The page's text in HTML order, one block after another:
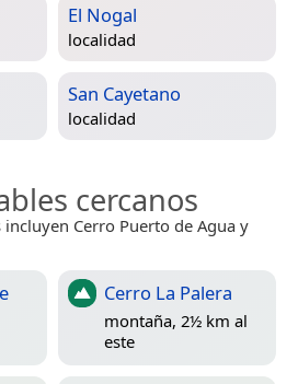
El Nogal
localidad
San Cayetano
localidad
cercanos
Cerro Puerto de Agua y
Cerro La Palera
montaña, 2½ km al
este